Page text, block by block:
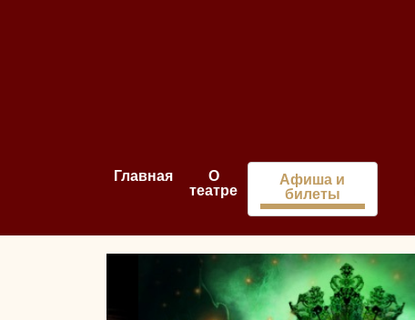
Главная
О
театре
Афиша и
билеты